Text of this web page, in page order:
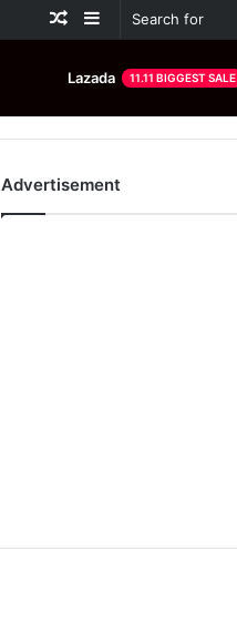
Sidebar
Random
Lazada 11.11 BIGGEST SALE
Advertisement